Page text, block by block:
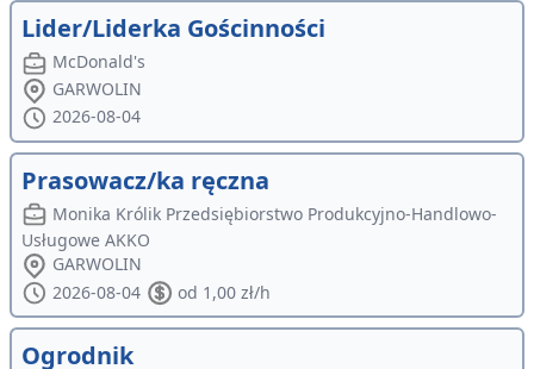
Lider/Liderka Gościnności
McDonald's
GARWOLIN
2026-08-04
Prasowacz/ka ręczna
Monika Królik Przedsiębiorstwo Produkcyjno-Handlowo-
Usługowe AKKO
GARWOLIN
2026-08-04
od 1,00 zł/h
Ogrodnik